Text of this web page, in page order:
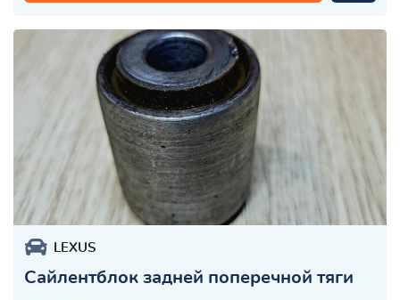
LEXUS
Сайлентблок задней поперечной тяги